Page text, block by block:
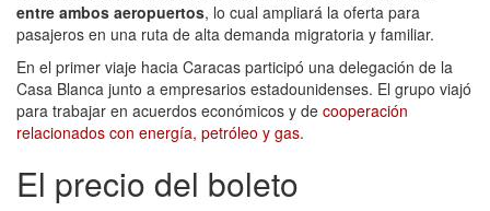
entre ambos aeropuertos, lo cual ampliará la oferta para
pasajeros en una ruta de alta demanda migratoria y familiar.
En el primer viaje hacia Caracas participó una delegación de la
Casa Blanca junto a empresarios estadounidenses. El grupo viajó
para trabajar en acuerdos económicos y de cooperación
relacionados con energía, petróleo y gas.
El precio del boleto